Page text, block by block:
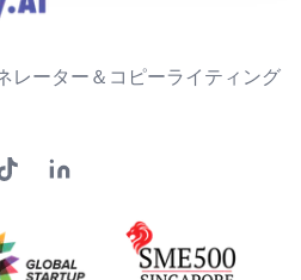
レーター＆コピーライティング